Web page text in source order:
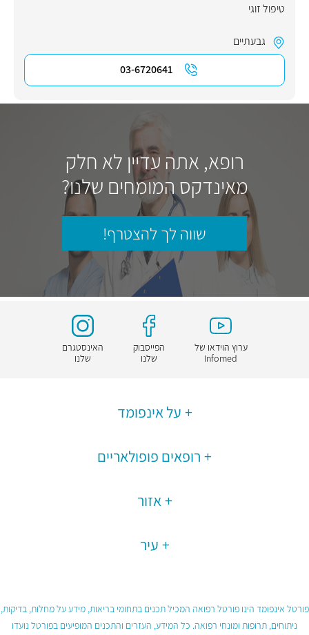
טיפול זוגי
גבעתיים
03-6720641
רופא, אתה עדיין לא חלק
מאינדקס המומחים שלנו?
שווה לך להצטרף!
ערוץ הוידאו של
Infomed
הפייסבוק
שלנו
האינסטגרם
שלנו
על אינפומד
רופאים פופולאריים
אזור
עיר
פורטל אינפומד הינו פורטל רפואה המכיל תכנים בתחומי בריאות, מידע על מחלות, בדיקות,
ניתוחים, תרופות ומונחי רפואה. כל המידע, העזרים והתכנים המופיעים בפורטל נועדו